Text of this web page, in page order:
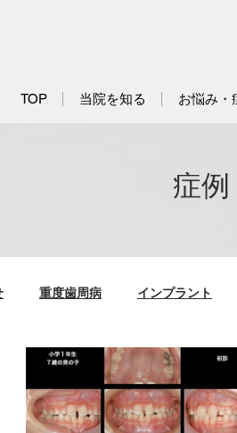
TOP 当院を知る お悩み・
症例
重度歯周病 インプラント